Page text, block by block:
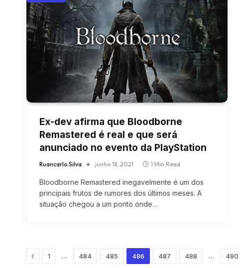
Ex-dev afirma que Bloodborne
Remastered é real e que será
anunciado no evento da PlayStation
Ruancarlo Silva junho 18, 2021 1 Min Read
Bloodborne Remastered inegavelmente é um dos
principais frutos de rumores dos últimos meses. A
situação chegou a um ponto onde…
Previous
1 … 484 485 486 487 488 … 490